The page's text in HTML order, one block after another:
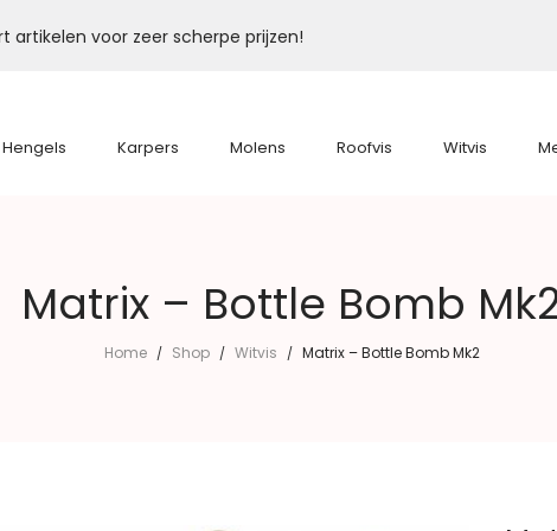
voor zeer scherpe prijzen!
Hengels Karpers Molens Roofvis Witvis
Matrix – Bottle Bomb
Home / Shop / Witvis / Matrix – Bottle Bomb Mk2